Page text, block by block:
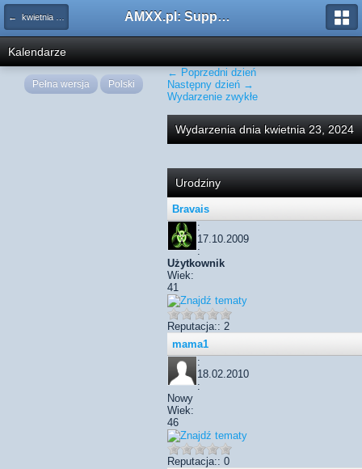
← kwietnia 2024 AMXX.pl: Support AMX Mod X i SourceMod
Kalendarze
← Poprzedni dzień
Następny dzień →
Wydarzenie zwykłe
Wydarzenia dnia kwietnia 23, 2024
Urodziny
Bravais
:
17.10.2009
:
Użytkownik
Wiek:
41
Reputacja:: 2
mama1
:
18.02.2010
:
Nowy
Wiek:
46
Reputacja:: 0
Pełna wersja Polski